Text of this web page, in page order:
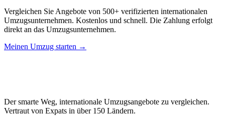
Vergleichen Sie Angebote von 500+ verifizierten internationalen
Umzugsunternehmen. Kostenlos und schnell. Die Zahlung erfolgt
direkt an das Umzugsunternehmen.
Meinen Umzug starten →
Der smarte Weg, internationale Umzugsangebote zu vergleichen.
Vertraut von Expats in über 150 Ländern.